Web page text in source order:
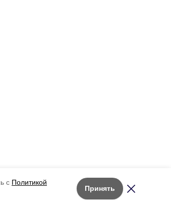
с Политикой
Принять
Лента новостей